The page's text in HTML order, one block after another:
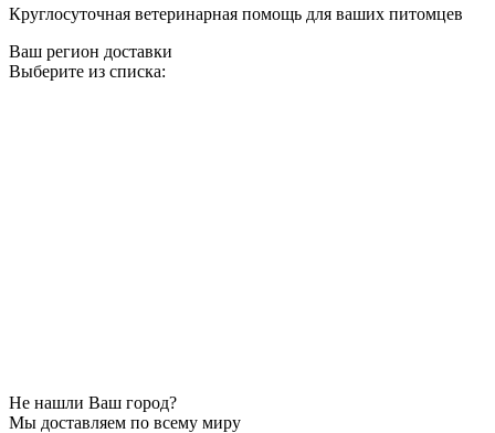
Круглосуточная ветеринарная помощь для ваших питомцев
Ваш регион доставки
Выберите из списка:
Не нашли Ваш город?
Мы доставляем по всему миру